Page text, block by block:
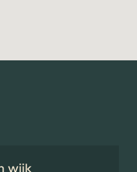
wijk